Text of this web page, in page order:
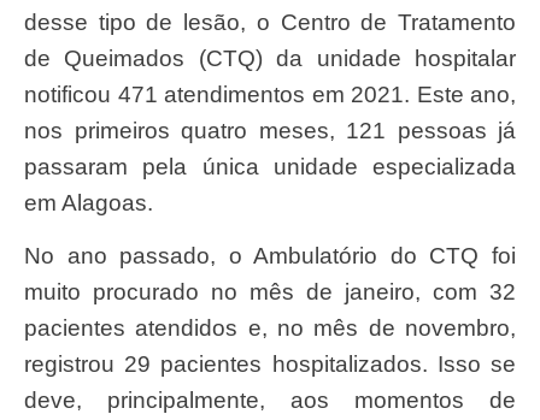
desse tipo de lesão, o Centro de Tratamento
de Queimados (CTQ) da unidade hospitalar
notificou 471 atendimentos em 2021. Este ano,
nos primeiros quatro meses, 121 pessoas já
passaram pela única unidade especializada
em Alagoas.
No ano passado, o Ambulatório do CTQ foi
muito procurado no mês de janeiro, com 32
pacientes atendidos e, no mês de novembro,
registrou 29 pacientes hospitalizados. Isso se
deve, principalmente, aos momentos de